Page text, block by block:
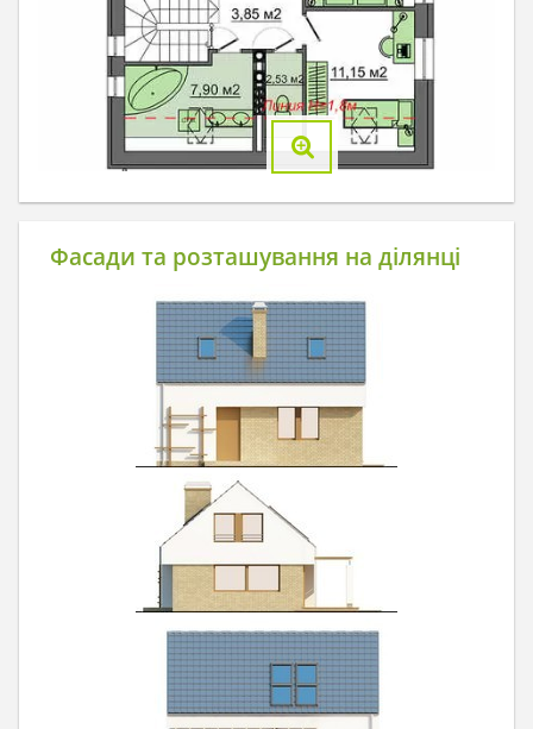
Фасади та розташування на ділянці